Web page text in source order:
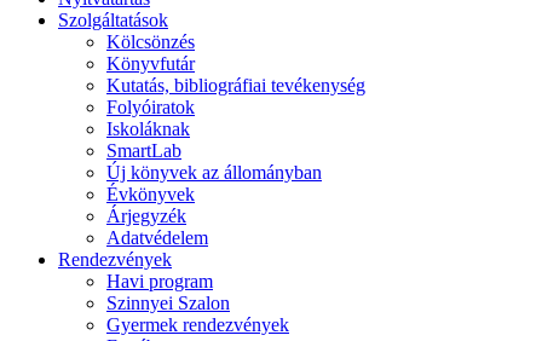
Szolgáltatások
Kölcsönzés
Könyvfutár
Kutatás, bibliográfiai tevékenység
Folyóiratok
Iskoláknak
SmartLab
Új könyvek az állományban
Évkönyvek
Árjegyzék
Adatvédelem
Rendezvények
Havi program
Szinnyei Szalon
Gyermek rendezvények